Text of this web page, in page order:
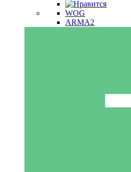
WOG
ARMA2